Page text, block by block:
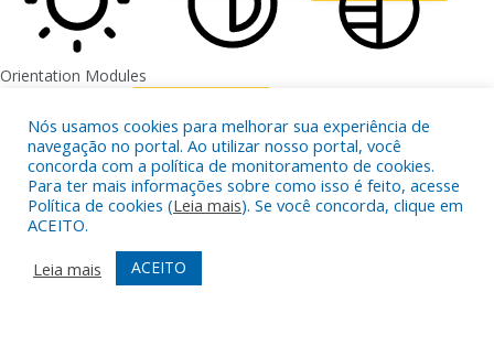
LIGHT CONTRAST
Orientation Modules
READING LINE READING MASK HIDE IMAGES
Nós usamos cookies para melhorar sua experiência de
navegação no portal. Ao utilizar nosso portal, você
concorda com a política de monitoramento de cookies.
Para ter mais informações sobre como isso é feito, acesse
Política de cookies (Leia mais). Se você concorda, clique em
ACEITO.
Leia mais
ACEITO